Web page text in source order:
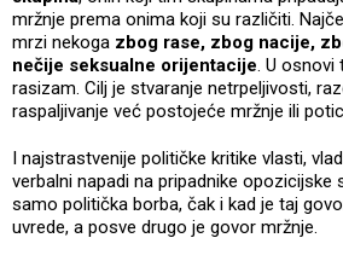
mržnje prema onima koji su različiti.
mrzi nekoga zbog rase, zbog nacije,
nečije seksualne orijentacije. U osnovi
rasizam. Cilj je stvaranje netrpeljivosti,
raspaljivanje već postojeće mržnje ili
I najstrastvenije političke kritike vlasti,
verbalni napadi na pripadnike
samo politička borba, čak i kad je taj
uvrede, a posve drugo je govor mržnje.